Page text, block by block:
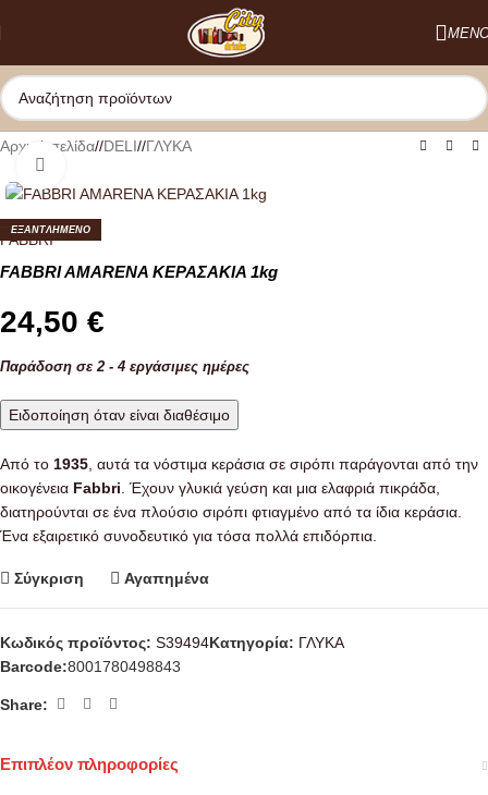
Αρχική σελίδα/ DELI/ ΓΛΥΚΑ
ΕΞΑΝΤΛΗΜΕΝO
FABBRI
FABBRI AMARENA ΚΕΡΑΣΑΚΙΑ 1kg
24,50 €
Παράδοση σε 2 - 4 εργάσιμες ημέρες
Ειδοποίηση όταν είναι διαθέσιμο
Από το 1935, αυτά τα νόστιμα κεράσια σε σιρόπι παράγονται από την
οικογένεια Fabbri. Έχουν γλυκιά γεύση και μια ελαφριά πικράδα,
διατηρούνται σε ένα πλούσιο σιρόπι φτιαγμένο από τα ίδια κεράσια.
Ένα εξαιρετικό συνοδευτικό για τόσα πολλά επιδόρπια.
Σύγκριση Αγαπημένα
Κωδικός προϊόντος: S39494Κατηγορία: ΓΛΥΚΑ
Barcode:8001780498843
Share:
Επιπλέον πληροφορίες